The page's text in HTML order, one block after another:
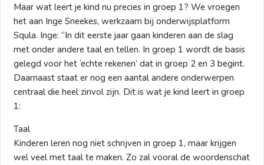
Maar wat leert je kind nu precies in groep 1? We vroegen
het aan Inge Sneekes, werkzaam bij onderwijsplatform
Squla. Inge: “In dit eerste jaar gaan kinderen aan de slag
met onder andere taal en tellen. In groep 1 wordt de basis
gelegd voor het ‘echte rekenen’ dat in groep 2 en 3 begint.
Daarnaast staat er nog een aantal andere onderwerpen
centraal die heel zinvol zijn. Dit is wat je kind leert in groep
1:
Taal
Kinderen leren nog niet schrijven in groep 1, maar krijgen
wel veel met taal te maken. Zo zal vooral de woordenschat